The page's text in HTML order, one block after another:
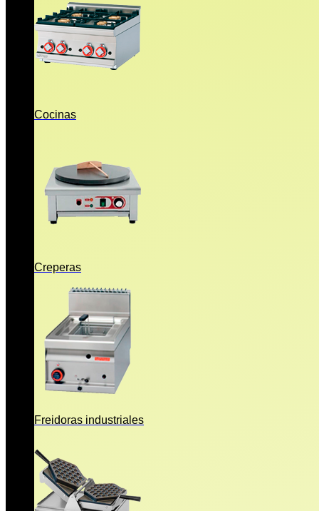
Cocinas
Creperas
Freidoras industriales